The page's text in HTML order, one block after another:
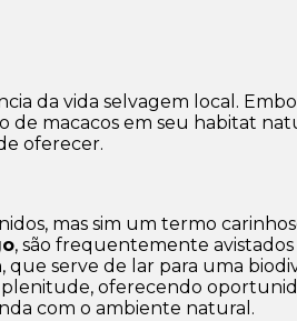
da vida selvagem local.
de macacos em seu habitat
oferecer.
mas sim um termo
, são frequentemente
, que serve de lar para uma
oferecendo
com o ambiente natural.